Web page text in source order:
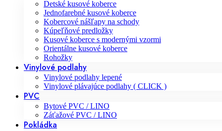
Detské kusové koberce
Jednofarebné kusové koberce
Kobercové nášľapy na schody
Kúpeľňové predložky
Kusové koberce s modernými vzormi
Orientálne kusové koberce
Rohožky
Vinylové podlahy
Vinylové podlahy lepené
Vinylové plávajúce podlahy ( CLICK )
PVC
Bytové PVC / LINO
Záťažové PVC / LINO
Pokládka